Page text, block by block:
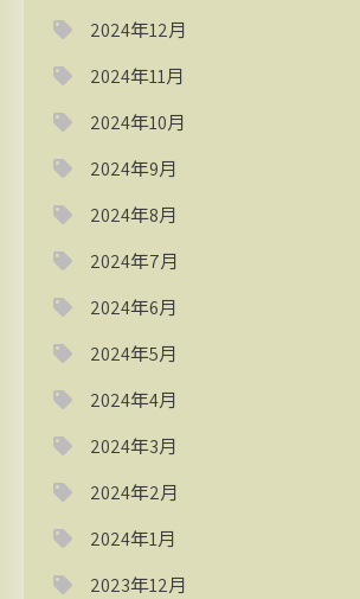
2024年12月
2024年11月
2024年10月
2024年9月
2024年8月
2024年7月
2024年6月
2024年5月
2024年4月
2024年3月
2024年2月
2024年1月
2023年12月